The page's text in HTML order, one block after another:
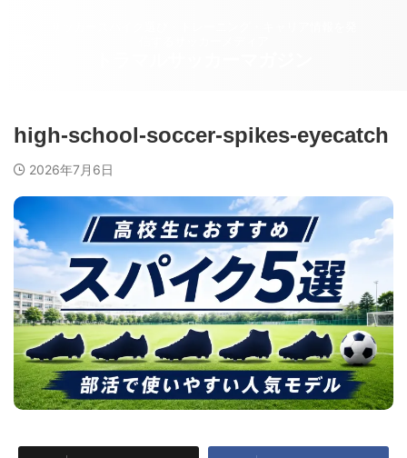
high-school-soccer-spikes-eyecatch
2026年7月6日